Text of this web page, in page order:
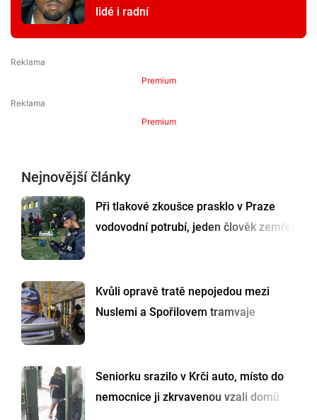
lidé i radní
Premium
Premium
Nejnovější články
Při tlakové zkoušce prasklo v Praze
vodovodní potrubí, jeden člověk zemřel
Kvůli opravě tratě nepojedou mezi
Nuslemi a Spořilovem tramvaje
Seniorku srazilo v Krči auto, místo do
nemocnice ji zkrvavenou vzali domů